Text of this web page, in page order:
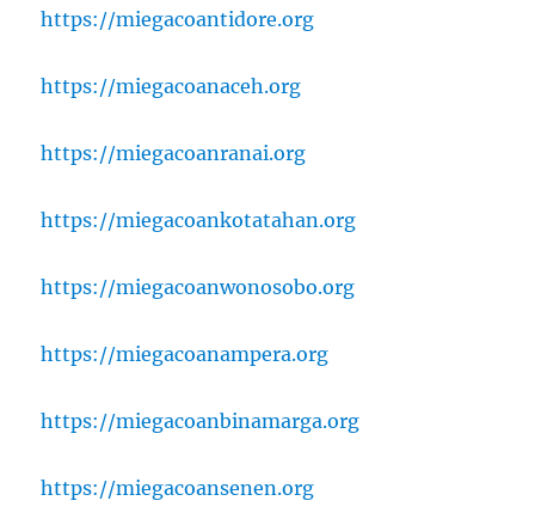
https://miegacoantidore.org
https://miegacoanaceh.org
https://miegacoanranai.org
https://miegacoankotatahan.org
https://miegacoanwonosobo.org
https://miegacoanampera.org
https://miegacoanbinamarga.org
https://miegacoansenen.org